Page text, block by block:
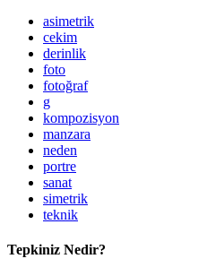
asimetrik
cekim
derinlik
foto
fotoğraf
g
kompozisyon
manzara
neden
portre
sanat
simetrik
teknik
Tepkiniz Nedir?